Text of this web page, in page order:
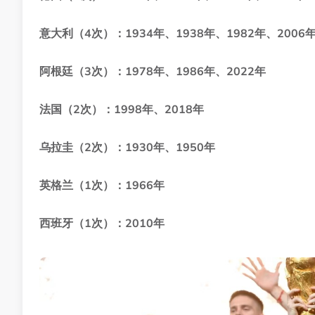
意大利（4次）：1934年、1938年、1982年、2006
阿根廷（3次）：1978年、1986年、2022年
法国（2次）：1998年、2018年
乌拉圭（2次）：1930年、1950年
英格兰（1次）：1966年
西班牙（1次）：2010年